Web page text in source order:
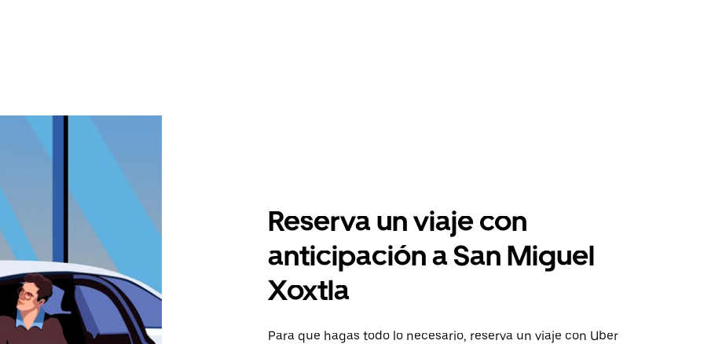
Reserva un viaje con
anticipación a San Miguel
Xoxtla
Para que hagas todo lo necesario, reserva un viaje con Uber